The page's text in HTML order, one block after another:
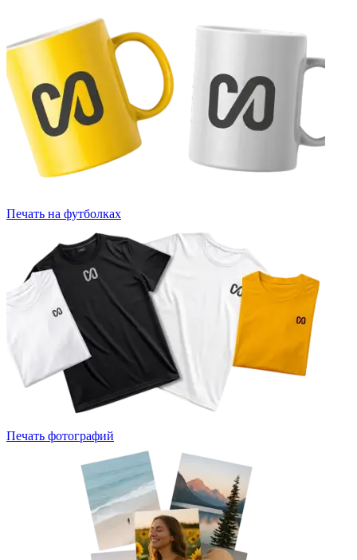
Печать на футболках
Печать фотографий